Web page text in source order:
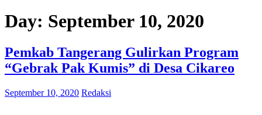
Day: September 10, 2020
Pemkab Tangerang Gulirkan Program
“Gebrak Pak Kumis” di Desa Cikareo
September 10, 2020 Redaksi